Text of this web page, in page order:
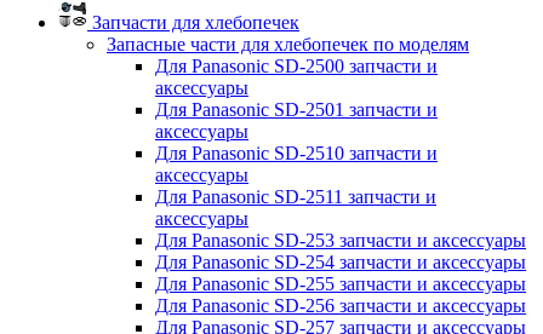
Запчасти для хлебопечек
Запасные части для хлебопечек по моделям
Для Panasonic SD-2500 запчасти и
аксессуары
Для Panasonic SD-2501 запчасти и
аксессуары
Для Panasonic SD-2510 запчасти и
аксессуары
Для Panasonic SD-2511 запчасти и
аксессуары
Для Panasonic SD-253 запчасти и аксессуары
Для Panasonic SD-254 запчасти и аксессуары
Для Panasonic SD-255 запчасти и аксессуары
Для Panasonic SD-256 запчасти и аксессуары
Для Panasonic SD-257 запчасти и аксессуары